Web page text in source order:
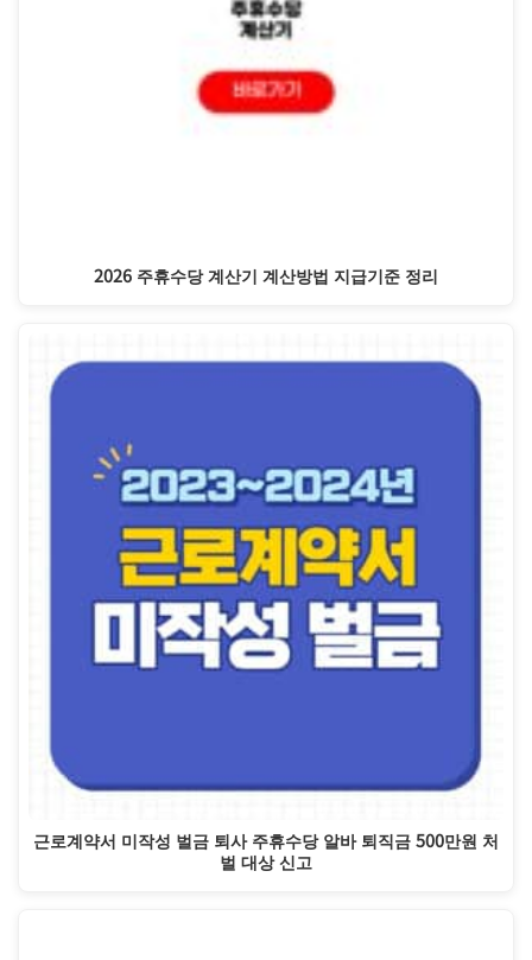
2026 주휴수당 계산기 계산방법 지급기준 정리
근로계약서 미작성 벌금 퇴사 주휴수당 알바 퇴직금 500만원 처
벌 대상 신고